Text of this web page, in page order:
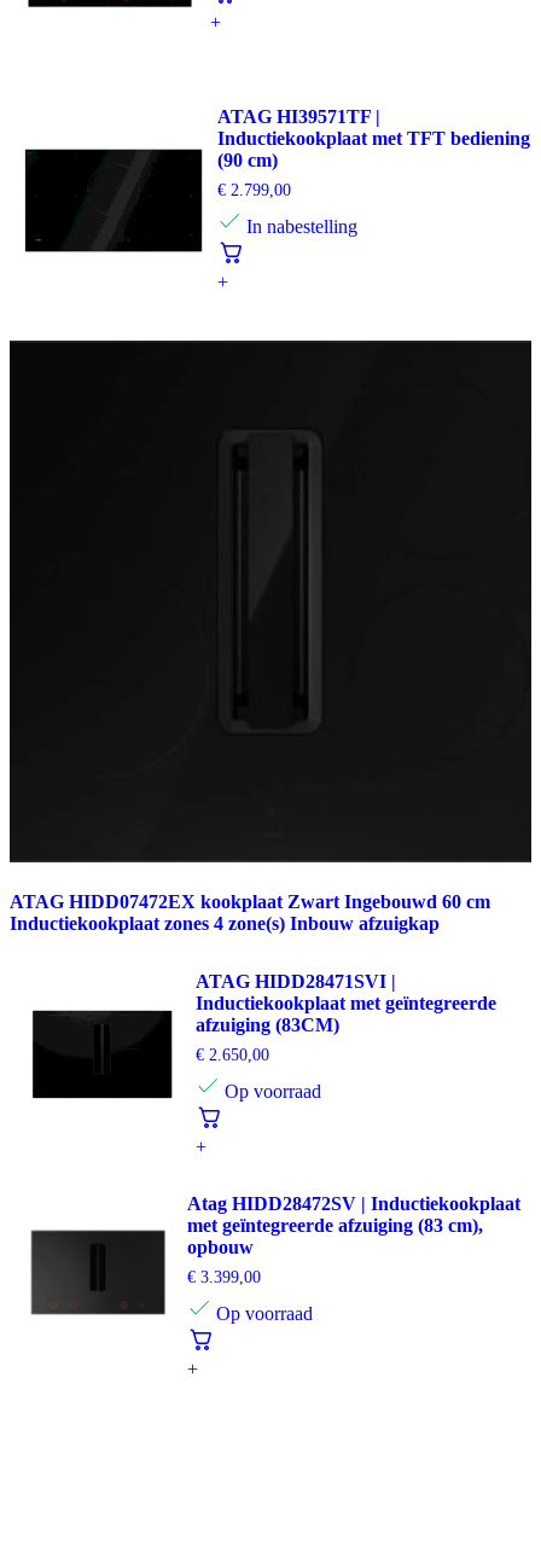
+
ATAG HI39571TF |
Inductiekookplaat met TFT bediening
(90 cm)
€ 2.799,00
In nabestelling
+
ATAG HIDD07472EX kookplaat Zwart Ingebouwd 60 cm
Inductiekookplaat zones 4 zone(s) Inbouw afzuigkap
ATAG HIDD28471SVI |
Inductiekookplaat met geïntegreerde
afzuiging (83CM)
€2.650,00
Op voorraad
+
Atag HIDD28472SV | Inductiekookplaat
met geïntegreerde afzuiging (83 cm),
opbouw
€3.399,00
Op voorraad
+